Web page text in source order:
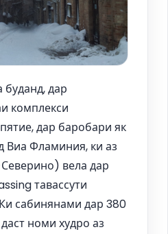
буданд, дар
комплекси
дар баробари як
Фламиния, ки аз
вела дар
тавассути
сабинянами дар 380
номи худро аз